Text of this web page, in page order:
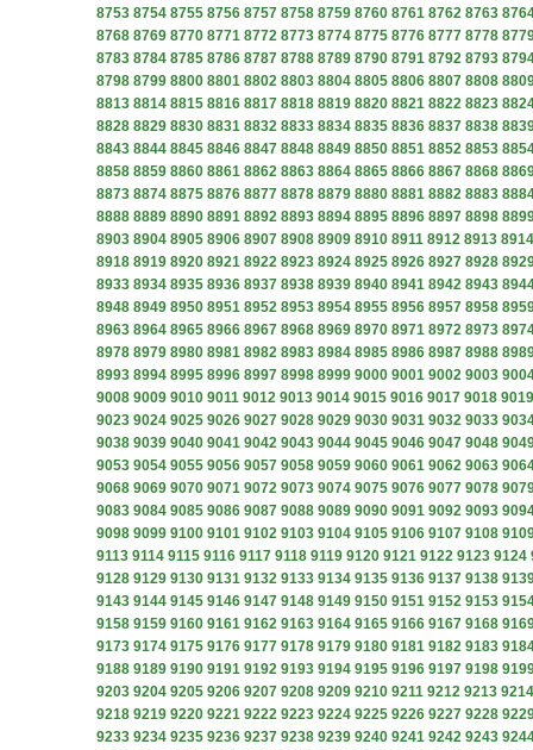
8753 8754 8755 8756 8757 8758 8759 8760 8761 8762 8763
8768 8769 8770 8771 8772 8773 8774 8775 8776 8777 8778
8783 8784 8785 8786 8787 8788 8789 8790 8791 8792 8793
8798 8799 8800 8801 8802 8803 8804 8805 8806 8807 8808
8813 8814 8815 8816 8817 8818 8819 8820 8821 8822 8823
8828 8829 8830 8831 8832 8833 8834 8835 8836 8837 8838
8843 8844 8845 8846 8847 8848 8849 8850 8851 8852 8853
8858 8859 8860 8861 8862 8863 8864 8865 8866 8867 8868
8873 8874 8875 8876 8877 8878 8879 8880 8881 8882 8883
8888 8889 8890 8891 8892 8893 8894 8895 8896 8897 8898
8903 8904 8905 8906 8907 8908 8909 8910 8911 8912 8913 8914
8918 8919 8920 8921 8922 8923 8924 8925 8926 8927 8928
8933 8934 8935 8936 8937 8938 8939 8940 8941 8942 8943
8948 8949 8950 8951 8952 8953 8954 8955 8956 8957 8958
8963 8964 8965 8966 8967 8968 8969 8970 8971 8972 8973
8978 8979 8980 8981 8982 8983 8984 8985 8986 8987 8988
8993 8994 8995 8996 8997 8998 8999 9000 9001 9002 9003
9008 9009 9010 9011 9012 9013 9014 9015 9016 9017 9018 9019
9023 9024 9025 9026 9027 9028 9029 9030 9031 9032 9033
9038 9039 9040 9041 9042 9043 9044 9045 9046 9047 9048
9053 9054 9055 9056 9057 9058 9059 9060 9061 9062 9063
9068 9069 9070 9071 9072 9073 9074 9075 9076 9077 9078
9083 9084 9085 9086 9087 9088 9089 9090 9091 9092 9093
9098 9099 9100 9101 9102 9103 9104 9105 9106 9107 9108
9113 9114 9115 9116 9117 9118 9119 9120 9121 9122 9123 9124
9128 9129 9130 9131 9132 9133 9134 9135 9136 9137 9138
9143 9144 9145 9146 9147 9148 9149 9150 9151 9152 9153
9158 9159 9160 9161 9162 9163 9164 9165 9166 9167 9168
9173 9174 9175 9176 9177 9178 9179 9180 9181 9182 9183
9188 9189 9190 9191 9192 9193 9194 9195 9196 9197 9198
9203 9204 9205 9206 9207 9208 9209 9210 9211 9212 9213 9214
9218 9219 9220 9221 9222 9223 9224 9225 9226 9227 9228
9233 9234 9235 9236 9237 9238 9239 9240 9241 9242 9243